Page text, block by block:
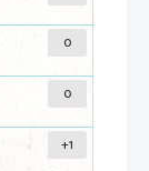
0
0
+1